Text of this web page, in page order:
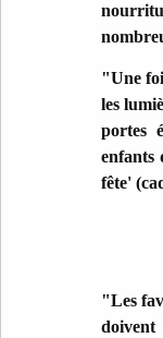
"Une
les
portes
enfants
fête'
"Les
doivent